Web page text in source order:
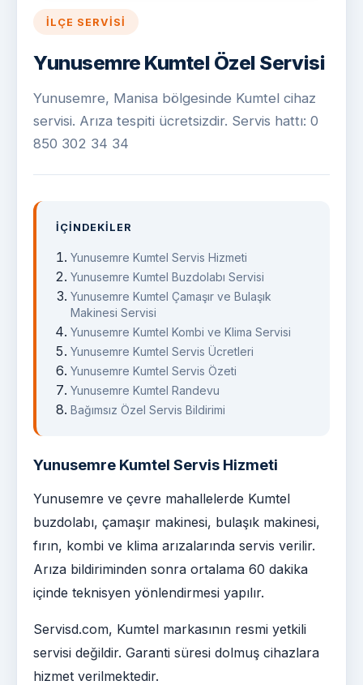
İLÇE SERVISI
Yunusemre Kumtel Özel Servisi
Yunusemre, Manisa bölgesinde Kumtel cihaz
servisi. Arıza tespiti ücretsizdir. Servis hattı: 0
850 302 34 34
İÇINDEKILER
Yunusemre Kumtel Servis Hizmeti
Yunusemre Kumtel Buzdolabı Servisi
Yunusemre Kumtel Çamaşır ve Bulaşık
Makinesi Servisi
Yunusemre Kumtel Kombi ve Klima Servisi
Yunusemre Kumtel Servis Ücretleri
Yunusemre Kumtel Servis Özeti
Yunusemre Kumtel Randevu
Bağımsız Özel Servis Bildirimi
Yunusemre Kumtel Servis Hizmeti
Yunusemre ve çevre mahallelerde Kumtel
buzdolabı, çamaşır makinesi, bulaşık makinesi,
fırın, kombi ve klima arızalarında servis verilir.
Arıza bildiriminden sonra ortalama 60 dakika
içinde teknisyen yönlendirmesi yapılır.
Servisd.com, Kumtel markasının resmi yetkili
servisi değildir. Garanti süresi dolmuş cihazlara
hizmet verilmektedir.